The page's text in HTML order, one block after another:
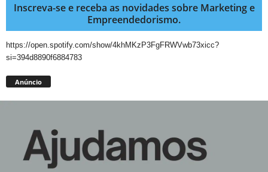
Inscreva-se e receba as novidades sobre Marketing e
Empreendedorismo.
https://open.spotify.com/show/4khMKzP3FgFRWVwb73xicc?
si=394d8890f6884783
Anúncio